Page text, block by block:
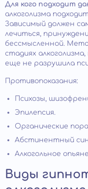
Для кого подходит
алкоголизма
Зависимый должен
лечиться,
бессмысленной.
стадиях
еще не разрушила
Противопоказания:
Психозы,
Эпилепсия.
Органические
Абстинентный
Алкогольное
Виды